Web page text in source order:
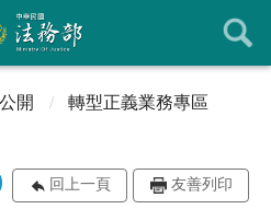
開
轉型正義業務專區
回上一頁 友善列印